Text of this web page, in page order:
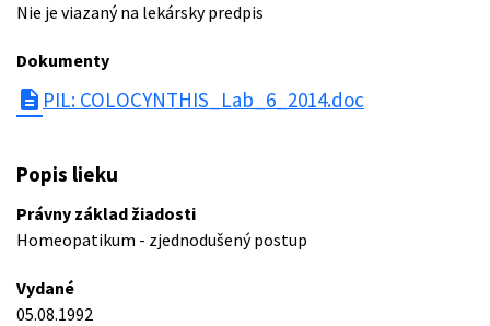
Nie je viazaný na lekársky predpis
Dokumenty
description PIL: COLOCYNTHIS_Lab_6_2014.doc
Popis lieku
Právny základ žiadosti
Homeopatikum - zjednodušený postup
Vydané
05.08.1992